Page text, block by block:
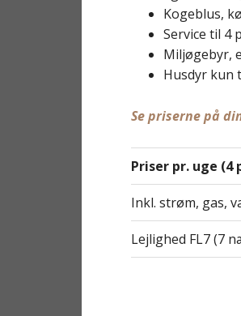
Kogeblus,
Service til 4
Miljøgebyr,
Husdyr kun
Se priserne på
Priser pr. uge (4
Inkl. strøm, gas,
Lejlighed FL7 (7